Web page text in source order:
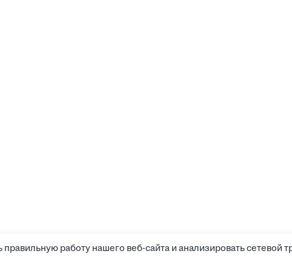
работу нашего веб-сайта и анализировать сетевой